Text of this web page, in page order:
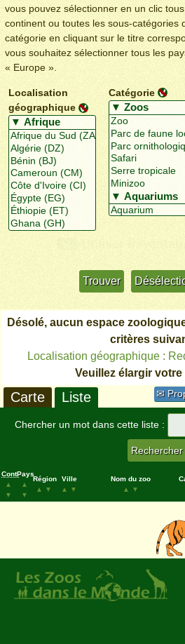
vous pouvez sélectionner en un clic
continent ou toutes les sous-catégories
catégorie en cliquant sur le titre
vous souhaitez sélectionner tous les
« Europe ».
Localisation
géographique
Catégorie
Désolé, aucun espace
critères
Localisation géographique :
Veuillez élargir
✉
Carte Liste
Chercher un mot dans cette liste :
Cont.
▲
▼
Pays
▲
▼
Région
▲
▼
Ville
▲
▼
Nom du zoo
▲
▼